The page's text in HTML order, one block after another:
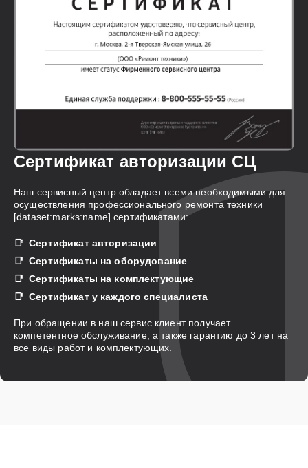
Сертификат авторизации СЦ
Наш сервисный центр обладает всеми необходимыми для
осуществления профессионального ремонта техники
[dataset:marks:name] сертификатами:
Сертификат авторизации
Сертификаты на оборудование
Сертификаты на комплектующие
Сертификат у каждого специалиста
При обращении в наш сервис клиент получает
компетентное обслуживание, а также гарантию до 3 лет на
все виды работ и комплектующих.